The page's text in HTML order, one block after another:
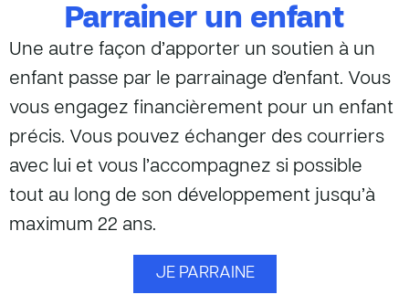
Parrainer un enfant
Une autre façon d’apporter un soutien à un
enfant passe par le parrainage d’enfant. Vous
vous engagez financièrement pour un enfant
précis. Vous pouvez échanger des courriers
avec lui et vous l’accompagnez si possible
tout au long de son développement jusqu’à
maximum 22 ans.
JE PARRAINE